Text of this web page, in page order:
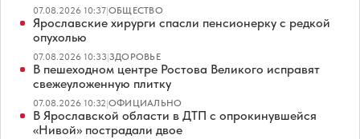
07.08.2026 10:37|ОБЩЕСТВО
Ярославские хирурги спасли пенсионерку с редкой
опухолью
07.08.2026 10:33|ЗДОРОВЬЕ
В пешеходном центре Ростова Великого исправят
свежеуложенную плитку
07.08.2026 10:32|ОФИЦИАЛЬНО
В Ярославской области в ДТП с опрокинувшейся
«Нивой» пострадали двое